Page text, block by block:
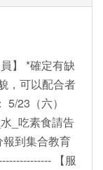
】 *確定有缺
，可以配合者
23（六）
_吃素食請告
到集合教育
【服